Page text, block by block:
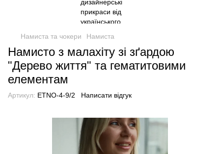
Намиста та чокери Намиста
Намисто з малахіту зі зґардою
"Дерево життя" та гематитовими
елементам
Артикул: ETNO-4-9/2 Написати відгук